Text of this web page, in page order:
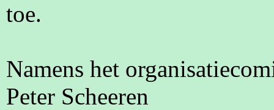
toe.
Namens het
Peter Scheeren